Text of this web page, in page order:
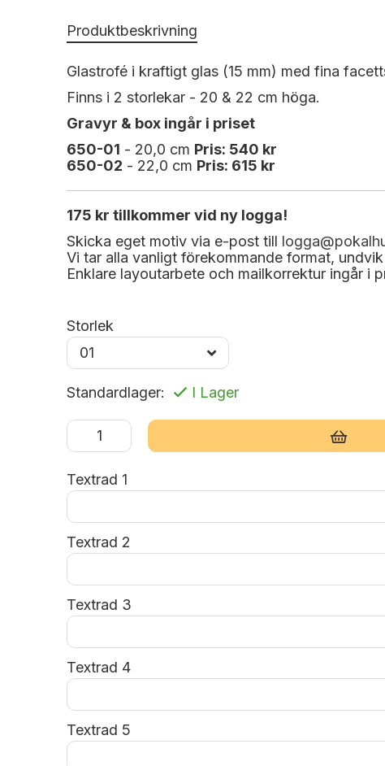
Produktbeskrivning
Glastrofé i kraftigt glas (15 mm) med fina
Finns i 2 storlekar - 20 & 22 cm höga.
Gravyr & box ingår i priset
650-01 - 20,0 cm Pris: 540 kr
650-02 - 22,0 cm Pris: 615 kr
175 kr tillkommer vid ny logga!
Skicka eget motiv via e-post till
Vi tar alla vanligt förekommande format,
Enklare layoutarbete och mailkorrektur ingår i
Storlek
Standardlager: I Lager
Textrad 1
Textrad 2
Textrad 3
Textrad 4
Textrad 5